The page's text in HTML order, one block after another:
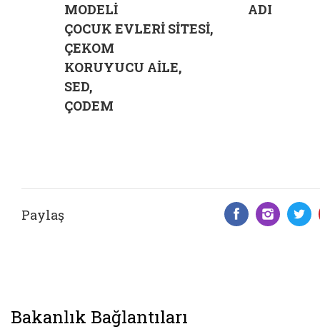
MODELİ
ÇOCUK EVLERİ SİTESİ,
ÇEKOM
KORUYUCU AİLE,
SED,
ÇODEM
ADI
Paylaş
Bakanlık Bağlantıları